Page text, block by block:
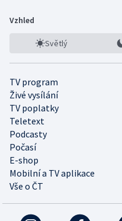
Vzhled
Světlý
TV program
Živé vysílání
TV poplatky
Teletext
Podcasty
Počasí
E-shop
Mobilní a TV aplikace
Vše o ČT